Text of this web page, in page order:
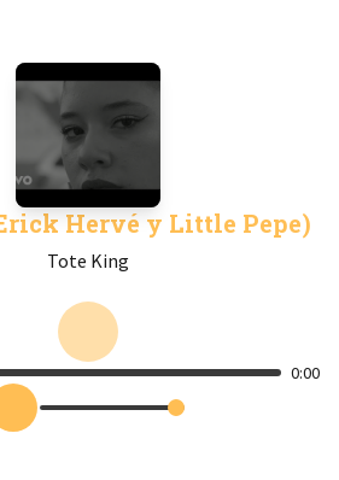
Hervé y Little Pepe)
Tote King
0:00